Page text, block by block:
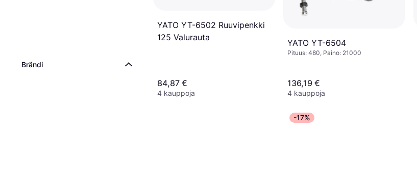
Brändi
YATO YT-6502 Ruuvipenkki
125 Valurauta
84,87 €
4 kauppoja
YATO YT-6504
Pituus: 480, Paino: 21000
136,19 €
4 kauppoja
-17%